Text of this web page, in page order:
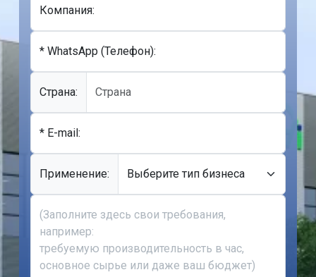
Компания:
* WhatsApp (Телефон):
Cтрана:
* E-mail:
Применение: